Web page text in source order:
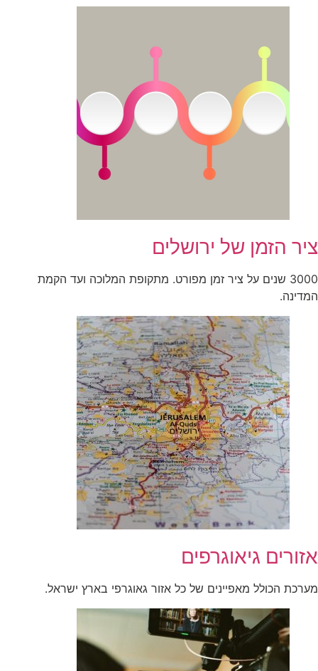
ציר הזמן של ירושלים
3000 שנים על ציר זמן מפורט. מתקופת המלוכה ועד הקמת
המדינה.
אזורים גיאוגרפים
מערכת הכולל מאפיינים של כל אזור גאוגרפי בארץ ישראל.